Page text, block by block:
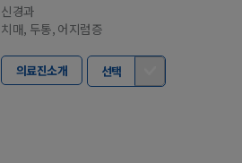
신경과
치매, 두통, 어지럼증
의료진소개 선택